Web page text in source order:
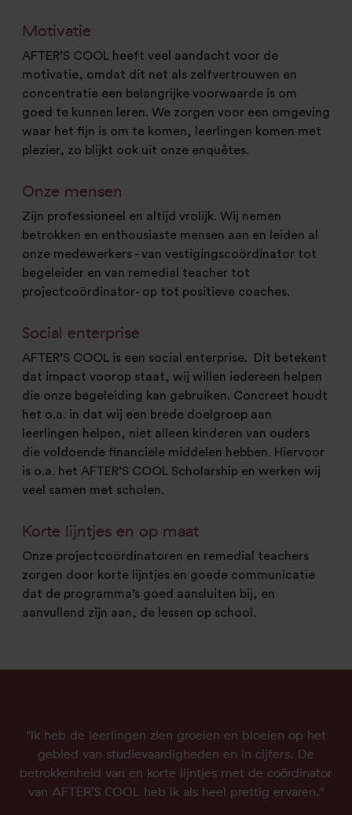
Motivatie
AFTER’S COOL heeft veel aandacht voor de
motivatie, omdat dit net als zelfvertrouwen en
concentratie een belangrijke voorwaarde is om
goed te kunnen leren. We zorgen voor een omgeving
waar het fijn is om te komen, leerlingen komen met
plezier, zo blijkt ook uit onze enquêtes.
Onze mensen
Zijn professioneel en altijd vrolijk. Wij nemen
betrokken en enthousiaste mensen aan en leiden al
onze medewerkers - van vestigingscoördinator tot
begeleider en van remedial teacher tot
projectcoördinator- op tot positieve coaches.
Social enterprise
AFTER’S COOL is een social enterprise. Dit betekent
dat impact voorop staat, wij willen iedereen helpen
die onze begeleiding kan gebruiken. Concreet houdt
het o.a. in dat wij een brede doelgroep aan
leerlingen helpen, niet alleen kinderen van ouders
die voldoende financiële middelen hebben. Hiervoor
is o.a. het AFTER’S COOL Scholarship en werken wij
veel samen met scholen.
Korte lijntjes en op maat
Onze projectcoördinatoren en remedial teachers
zorgen door korte lijntjes en goede communicatie
dat de programma’s goed aansluiten bij, en
aanvullend zijn aan, de lessen op school.
"Ik heb de leerlingen zien groeien en bloeien op het
gebied van studievaardigheden en in cijfers. De
betrokkenheid van en korte lijntjes met de coördinator
van AFTER’S COOL heb ik als heel prettig ervaren."